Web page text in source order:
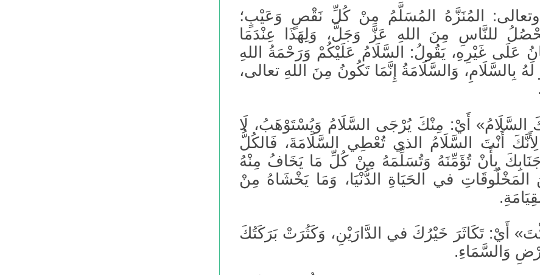
وتعالى: المُنَزَّهُ المُسَلَّمُ مِنْ كُلِّ نَقْصٍ وَعَيْبٍ؛
للنَّاسِ مِنَ اللهِ عَزَّ وَجَلَّ، وَلِهَذَا عِنْدَمَا
عَلَى غَيْرِهِ، يَقُولُ: السَّلَامُ عَلَيْكُمْ وَرَحْمَةُ اللهِ
بِالسَّلَامِ، وَالسَّلَامَةُ إِنَّمَا تَكُونُ مِنَ اللهِ تعالى،
السَّلَامُ» أَيْ: مِنْكَ يُرْجَى السَّلَامُ وَيُسْتَوْهَبُ، لَا
أَنْتَ السَّلَامُ الذي تُعْطِي السَّلَامَةَ، فَالكُلُّ
بِأَنْ تُؤَمِّنَهُ وَتُسَلِّمَهُ مِنْ كُلِّ مَا يَخَافُ مِنْهُ
في الحَيَاةِ الدُّنْيَا، وَمَا يَخْشَاهُ مِنْ
أَيْ: تَكَاثَرَ خَيْرُكَ في الدَّارَيْنِ، وَكَثُرَتْ بَرَكَتُكَ
وَالسَّمَاءِ.